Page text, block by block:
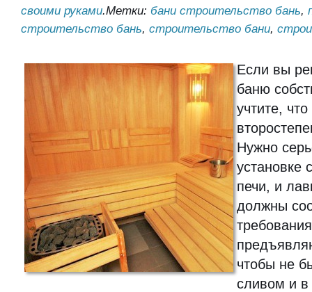
своими руками.Метки: бани строительство бань,
строительство бань, строительство бани,
Если вы
баню
учтите,
Нужно
установке
печи, и
должны
чтобы не
сливом и